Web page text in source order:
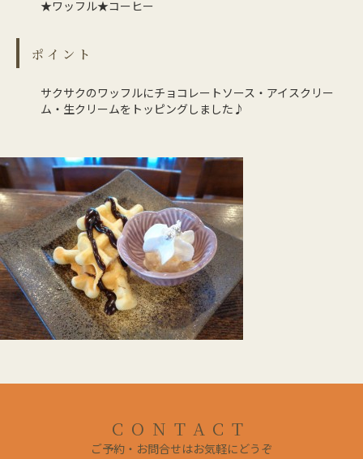
★ワッフル★コーヒー
ポイント
サクサクのワッフルにチョコレートソース・アイスクリー
ム・生クリームをトッピングしました♪
CONTACT
ご予約・お問合せはお気軽にどうぞ